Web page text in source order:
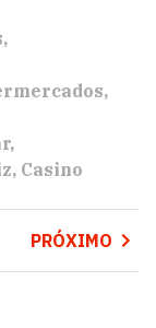
Casino
PRÓXIMO